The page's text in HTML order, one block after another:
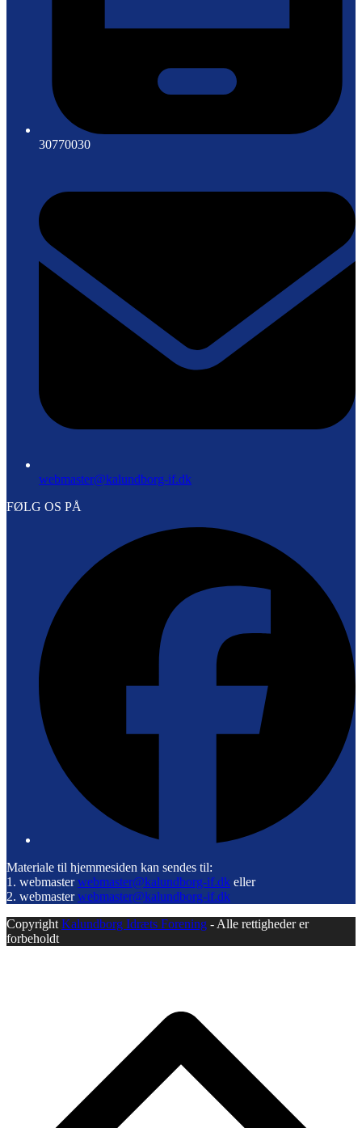
30770030
webmaster@kalundborg-if.dk
FØLG OS PÅ
Materiale til hjemmesiden kan sendes til:
1. webmasterwebmaster@kalundborg-if.dk eller
2. webmasterwebmaster@kalundborg-if.dk
Copyright Kalundborg Idræts Forening - Alle rettigheder er
forbeholdt